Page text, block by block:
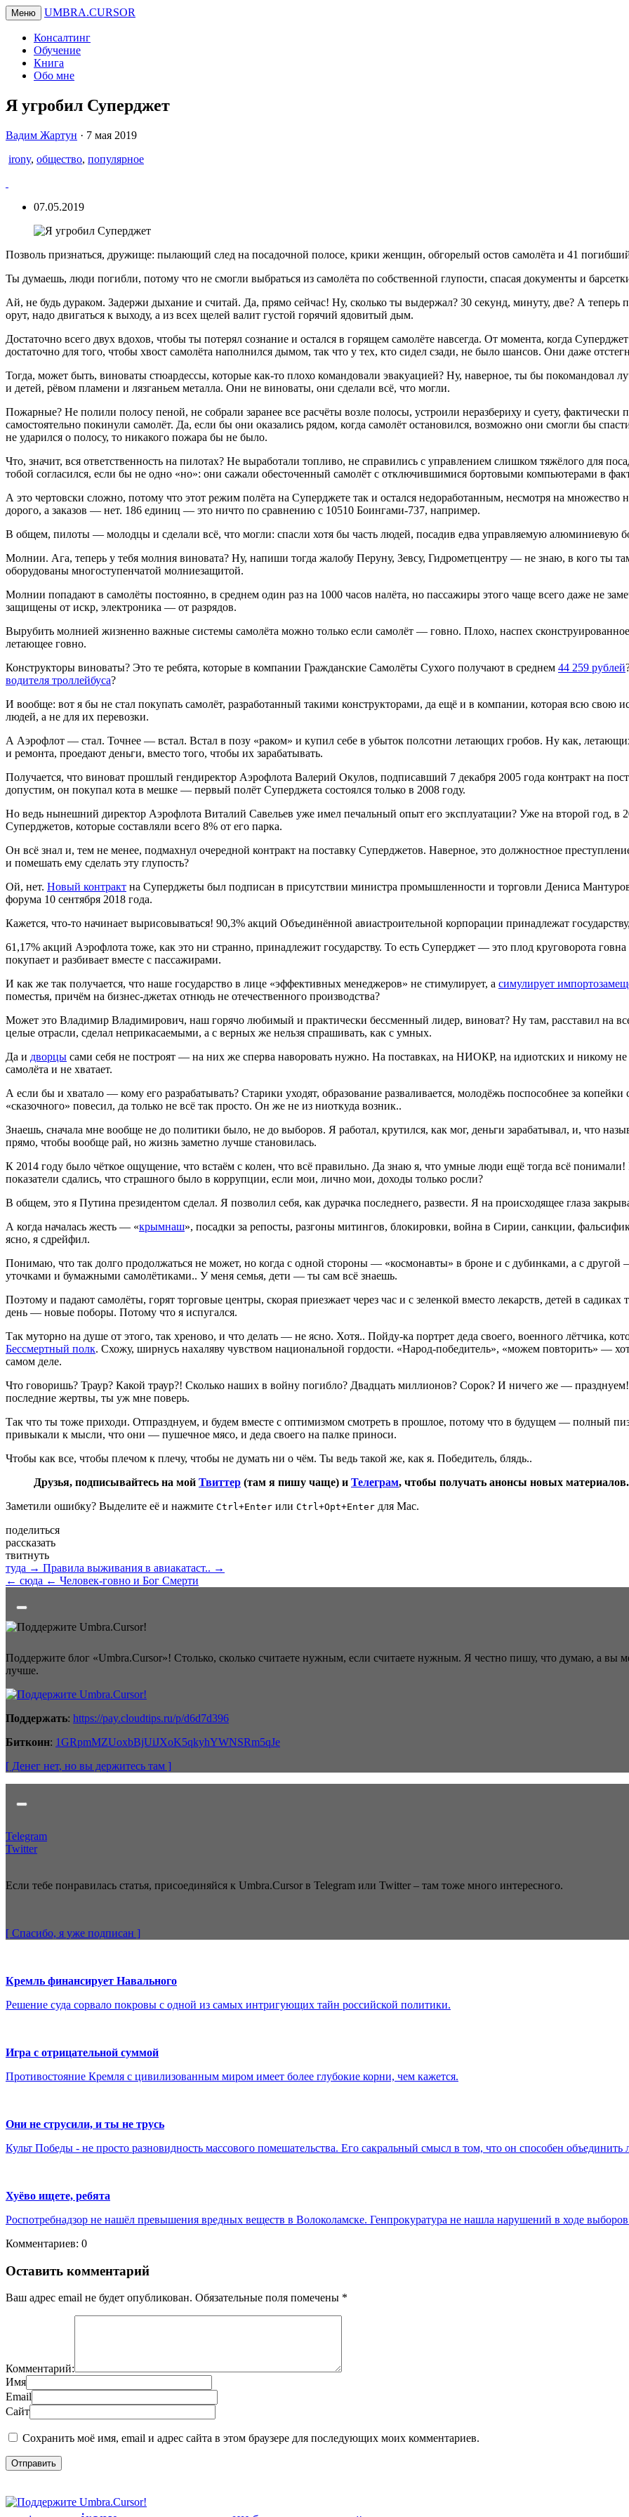
Меню UMBRA.CURSOR
Консалтинг
Обучение
Книга
Обо мне
Я угробил Суперджет
Вадим
Вадим Жартун · 7 мая 2019
irony, общество, популярное
07.05.2019
Позволь признаться, дружище: пылающий след на посадочной полосе, крики женщин, обгорелый остов самолёта и 41
Ты думаешь, люди погибли, потому что не смогли выбраться из самолёта по собственной глупости, спасая документы и
Ай, не будь дураком. Задержи дыхание и считай. Да, прямо сейчас! Ну, сколько ты выдержал? 30 секунд, минуту, две? А теперь
орут, надо двигаться к выходу, а из всех щелей валит густой горячий ядовитый дым.
Достаточно всего двух вдохов, чтобы ты потерял сознание и остался в горящем самолёте навсегда. От момента, когда
достаточно для того, чтобы хвост самолёта наполнился дымом, так что у тех, кто сидел сзади, не было шансов. Они даже
Тогда, может быть, виноваты стюардессы, которые как-то плохо командовали эвакуацией? Ну, наверное, ты бы
и детей, рёвом пламени и лязганьем металла. Они не виноваты, они сделали всё, что могли.
Пожарные? Не полили полосу пеной, не собрали заранее все расчёты возле полосы, устроили неразбериху и суету, фактически
самостоятельно покинули самолёт. Да, если бы они оказались рядом, когда самолёт остановился, возможно они смогли бы
не ударился о полосу, то никакого пожара бы не было.
Что, значит, вся ответственность на пилотах? Не выработали топливо, не справились с управлением слишком тяжёлого для
тобой согласился, если бы не одно «но»: они сажали обесточенный самолёт с отключившимися бортовыми компьютерами в
А это чертовски сложно, потому что этот режим полёта на Суперджете так и остался недоработанным, несмотря на множество
дорого, а заказов — нет. 186 единиц — это ничто по сравнению с 10510 Боингами-737, например.
В общем, пилоты — молодцы и сделали всё, что могли: спасли хотя бы часть людей, посадив едва управляемую алюминиевую
Молнии. Ага, теперь у тебя молния виновата? Ну, напиши тогда жалобу Перуну, Зевсу, Гидрометцентру — не знаю, в кого ты
оборудованы многоступенчатой молниезащитой.
Молнии попадают в самолёты постоянно, в среднем один раз на 1000 часов налёта, но пассажиры этого чаще всего даже не
защищены от искр, электроника — от разрядов.
Вырубить молнией жизненно важные системы самолёта можно только если самолёт — говно. Плохо, наспех
летающее говно.
Конструкторы виноваты? Это те ребята, которые в компании Гражданские Самолёты Сухого получают в среднем 44 259 рублей
водителя троллейбуса?
И вообще: вот я бы не стал покупать самолёт, разработанный такими конструкторами, да ещё и в компании, которая всю свою
людей, а не для их перевозки.
А Аэрофлот — стал. Точнее — встал. Встал в позу «раком» и купил себе в убыток полсотни летающих гробов. Ну как,
и ремонта, проедают деньги, вместо того, чтобы их зарабатывать.
Получается, что виноват прошлый гендиректор Аэрофлота Валерий Окулов, подписавший 7 декабря 2005 года контракт на
допустим, он покупал кота в мешке — первый полёт Суперджета состоялся только в 2008 году.
Но ведь нынешний директор Аэрофлота Виталий Савельев уже имел печальный опыт его эксплуатации? Уже на второй год, в
Суперджетов, которые составляли всего 8% от его парка.
Он всё знал и, тем не менее, подмахнул очередной контракт на поставку Суперджетов. Наверное, это должностное
и помешать ему сделать эту глупость?
Ой, нет. Новый контракт на Суперджеты был подписан в присутствии министра промышленности и торговли Дениса
форума 10 сентября 2018 года.
Кажется, что-то начинает вырисовываться! 90,3% акций Объединённой авиастроительной корпорации принадлежат
61,17% акций Аэрофлота тоже, как это ни странно, принадлежит государству. То есть Суперджет — это плод круговорота
покупает и разбивает вместе с пассажирами.
И как же так получается, что наше государство в лице «эффективных менеджеров» не стимулирует, а симулирует
поместья, причём на бизнес-джетах отнюдь не отечественного производства?
Может это Владимир Владимирович, наш горячо любимый и практически бессменный лидер, виноват? Ну там, расставил на
целые отрасли, сделал неприкасаемыми, а с верных же нельзя спрашивать, как с умных.
Да и дворцы сами себя не построят — на них же сперва наворовать нужно. На поставках, на НИОКР, на идиотских и никому
самолёта и не хватает.
А если бы и хватало — кому его разрабатывать? Старики уходят, образование разваливается, молодёжь поспособнее за
«сказочного» повесил, да только не всё так просто. Он же не из ниоткуда возник..
Знаешь, сначала мне вообще не до политики было, не до выборов. Я работал, крутился, как мог, деньги зарабатывал, и, что
прямо, чтобы вообще рай, но жизнь заметно лучше становилась.
К 2014 году было чёткое ощущение, что встаём с колен, что всё правильно. Да знаю я, что умные люди ещё тогда всё
показатели сдались, что страшного было в коррупции, если мои, лично мои, доходы только росли?
В общем, это я Путина президентом сделал. Я позволил себя, как дурачка последнего, развести. Я на происходящее глаза
А когда началась жесть — «крымнаш», посадки за репосты, разгоны митингов, блокировки, война в Сирии, санкции,
ясно, я сдрейфил.
Понимаю, что так долго продолжаться не может, но когда с одной стороны — «космонавты» в броне и с дубинками, а с
уточками и бумажными самолётиками.. У меня семья, дети — ты сам всё знаешь.
Поэтому и падают самолёты, горят торговые центры, скорая приезжает через час и с зеленкой вместо лекарств, детей в садиках
день — новые поборы. Потому что я испугался.
Так муторно на душе от этого, так хреново, и что делать — не ясно. Хотя.. Пойду-ка портрет деда своего, военного лётчика,
Бессмертный полк. Схожу, ширнусь нахаляву чувством национальной гордости. «Народ-победитель», «можем повторить» —
самом деле.
Что говоришь? Траур? Какой траур?! Сколько наших в войну погибло? Двадцать миллионов? Сорок? И ничего же —
последние жертвы, ты уж мне поверь.
Так что ты тоже приходи. Отпразднуем, и будем вместе с оптимизмом смотреть в прошлое, потому что в будущем — полный
привыкали к мысли, что они — пушечное мясо, и деда своего на палке приноси.
Чтобы как все, чтобы плечом к плечу, чтобы не думать ни о чём. Ты ведь такой же, как я. Победитель, блядь..
Друзья, подписывайтесь на мой Твиттер (там я пишу чаще) и Телеграм, чтобы получать анонсы новых материалов.
Заметили ошибку? Выделите её и нажмите Ctrl+Enter или Ctrl+Opt+Enter для Mac.
поделиться
рассказать
твитнуть
туда → Правила выживания в авиакатаст.. →
← сюда ← Человек-говно и Бог Смерти
Поддержите блог «Umbra.Cursor»! Столько, сколько считаете нужным, если считаете нужным. Я честно пишу, что думаю, а вы
лучше.
Поддержать: https://pay.cloudtips.ru/p/d6d7d396
Биткоин: 1GRpmMZUoxbBjUiJXoK5qkyhYWNSRm5qJe
[ Денег нет, но вы держитесь там ]
Telegram
Twitter
Если тебе понравилась статья, присоединяйся к Umbra.Cursor в Telegram или Twitter – там тоже много интересного.
[ Спасибо, я уже подписан ]
Кремль финансирует Навального
Решение суда сорвало покровы с одной из самых интригующих тайн российской политики.
Игра с отрицательной суммой
Противостояние Кремля с цивилизованным миром имеет более глубокие корни, чем кажется.
Они не струсили, и ты не трусь
Культ Победы - не просто разновидность массового помешательства. Его сакральный смысл в том, что он способен объединить
Хуёво ищете, ребята
Роспотребнадзор не нашёл превышения вредных веществ в Волоколамске. Генпрокуратура не нашла нарушений в ходе
Комментариев: 0
Оставить комментарий
Ваш адрес email не будет опубликован. Обязательные поля помечены *
Комментарий:
Имя
Email
Сайт
Сохранить моё имя, email и адрес сайта в этом браузере для последующих моих комментариев.